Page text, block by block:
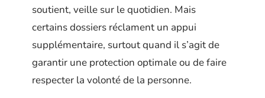
soutient, veille sur le quotidien. Mais
certains dossiers réclament un appui
supplémentaire, surtout quand il s’agit de
garantir une protection optimale ou de faire
respecter la volonté de la personne.